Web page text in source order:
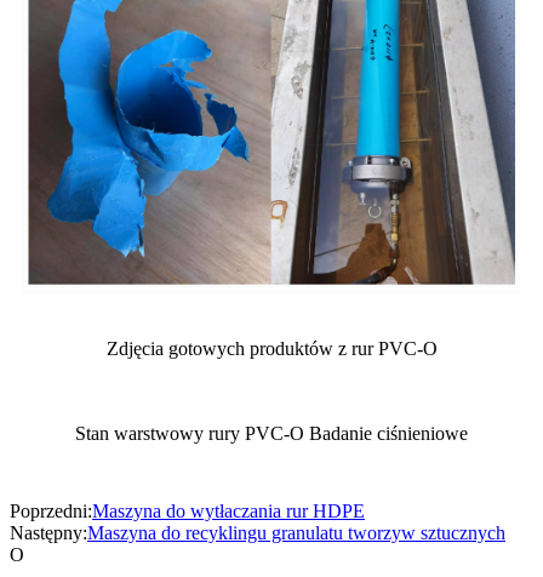
Zdjęcia gotowych produktów z rur PVC-O
Stan warstwowy rury PVC-O Badanie ciśnieniowe
Poprzedni:Maszyna do wytłaczania rur HDPE
Następny:Maszyna do recyklingu granulatu tworzyw sztucznych
O